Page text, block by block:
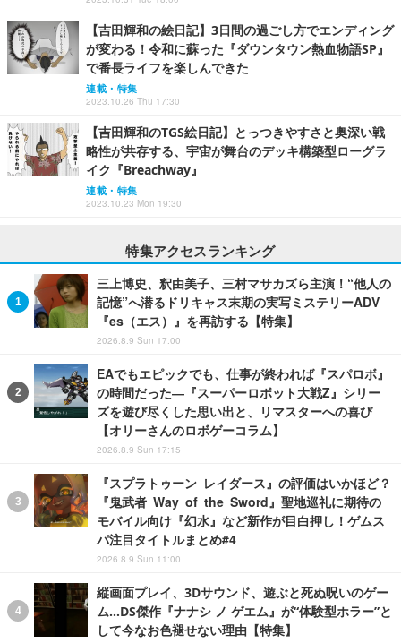
【吉田輝和の絵日記】3日間の過ごし方でエンディング
が変わる！令和に蘇った『ダウンタウン熱血物語SP』
で番長ライフを楽しんできた
連載・特集
2023.10.26 Thu 17:30
【吉田輝和のTGS絵日記】とっつきやすさと奥深い戦
略性が共存する、宇宙が舞台のデッキ構築型ローグラ
イク『Breachway』
連載・特集
2023.10.23 Mon 19:30
特集アクセスランキング
三上博史、釈由美子、三村マサカズら主演！“他人の
記憶”へ潜るドリキャス末期の実写ミステリーADV
『es（エス）』を再訪する【特集】
2026.8.9 Sun 17:00
EAでもエピックでも、仕事が終われば『スパロボ』
の時間だった―『スーパーロボット大戦Z』シリー
ズを遊び尽くした思い出と、リマスターへの喜び
【オリーさんのロボゲーコラム】
2026.8.9 Sun 17:15
『スプラトゥーン レイダース』の評価はいかほど？
『鬼武者 Way of the Sword』聖地巡礼に期待の
モバイル向け『幻水』など新作が目白押し！ゲムス
パ注目タイトルまとめ#4
2026.8.9 Sun 11:00
縦画面プレイ、3Dサウンド、遊ぶと死ぬ呪いのゲー
ム…DS傑作『ナナシ ノ ゲエム』が“体験型ホラー”と
して今なお色褪せない理由【特集】